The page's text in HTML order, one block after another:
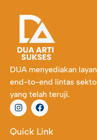
DUA menyediakan
end-to-end lintas
yang telah teruji.
I
n
s
t
a
F
a
c
e
b
Quick Link